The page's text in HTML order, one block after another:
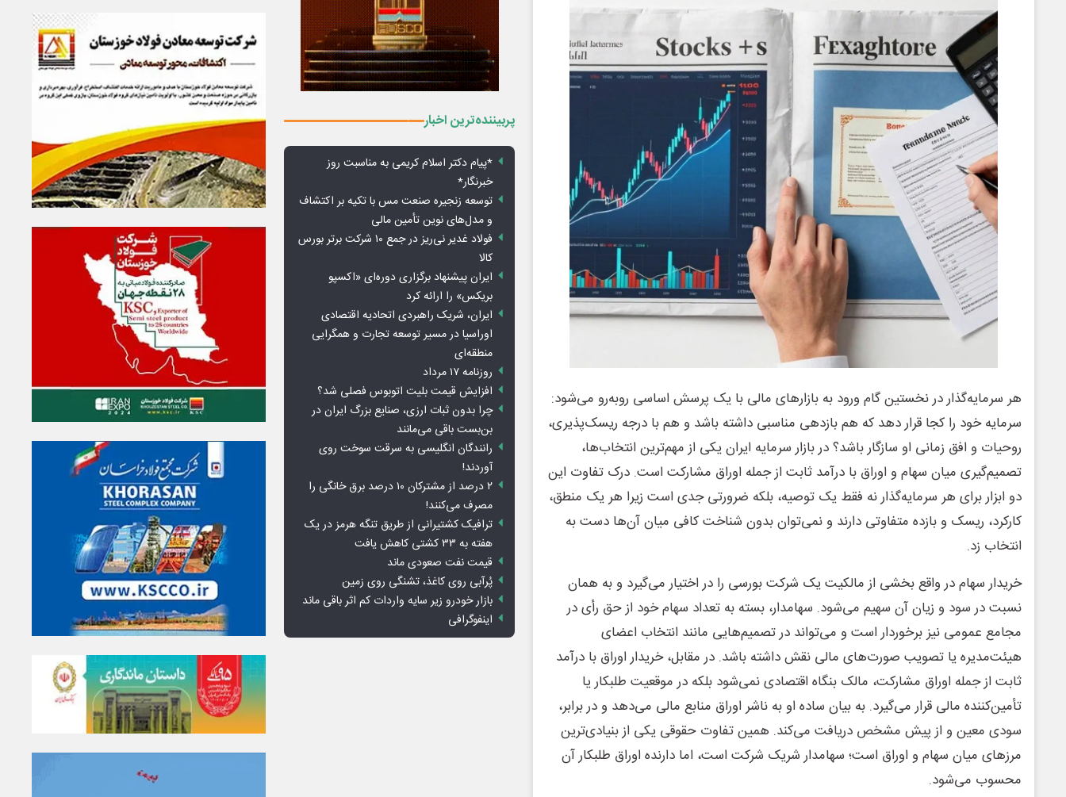
هر سرمایه‌گذار در نخستین گام ورود به بازارهای مالی با یک پرسش اساسی روبه‌رو می‌شود:
سرمایه خود را کجا قرار دهد که هم بازدهی مناسبی داشته باشد و هم با درجه ریسک‌پذیری،
روحیات و افق زمانی او سازگار باشد؟ در بازار سرمایه ایران یکی از مهم‌ترین انتخاب‌ها،
تصمیم‌گیری میان سهام و اوراق با درآمد ثابت از جمله اوراق مشارکت است. درک تفاوت این
دو ابزار برای هر سرمایه‌گذار نه فقط یک توصیه، بلکه ضرورتی جدی است زیرا هر یک منطق،
کارکرد، ریسک و بازده متفاوتی دارند و نمی‌توان بدون شناخت کافی میان آن‌ها دست به
انتخاب زد.
خریدار سهام در واقع بخشی از مالکیت یک شرکت بورسی را در اختیار می‌گیرد و به همان
نسبت در سود و زیان آن سهیم می‌شود. سهامدار، بسته به تعداد سهام خود از حق رأی در
مجامع عمومی نیز برخوردار است و می‌تواند در تصمیم‌هایی مانند انتخاب اعضای
هیئت‌مدیره یا تصویب صورت‌های مالی نقش داشته باشد. در مقابل، خریدار اوراق با درآمد
ثابت از جمله اوراق مشارکت، مالک بنگاه اقتصادی نمی‌شود بلکه در موقعیت طلبکار یا
تأمین‌کننده مالی قرار می‌گیرد. به بیان ساده او به ناشر اوراق منابع مالی می‌دهد و در برابر،
سودی معین و از پیش مشخص دریافت می‌کند. همین تفاوت حقوقی یکی از بنیادی‌ترین
مرزهای میان سهام و اوراق است؛ سهامدار شریک شرکت است، اما دارنده اوراق طلبکار آن
محسوب می‌شود.
پربیننده‌ترین اخبار
*پیام دکتر اسلام کریمی به مناسبت روز
خبرنگار*
توسعه زنجیره صنعت مس با تکیه بر اکتشاف
و مدل‌های نوین تأمین مالی
فولاد غدیر نی‌ریز در جمع ۱۰ شرکت برتر بورس
کالا
ایران پیشنهاد برگزاری دوره‌ای «اکسپو
بریکس» را ارائه کرد
ایران، شریک راهبردی اتحادیه اقتصادی
اوراسیا در مسیر توسعه تجارت و همگرایی
منطقه‌ای
روزنامه ۱۷ مرداد
افزایش قیمت بلیت اتوبوس فصلی شد؟
چرا بدون ثبات ارزی، صنایع بزرگ ایران در
بن‌بست باقی می‌مانند
رانندگان انگلیسی به سرقت سوخت روی
آوردند!
۲ درصد از مشترکان ۱۰ درصد برق خانگی را
مصرف می‌کنند!
ترافیک کشتیرانی از طریق تنگه هرمز در یک
هفته به ۳۳ کشتی کاهش یافت
قیمت نفت صعودی ماند
پُرآبی روی کاغذ، تشنگی روی زمین
بازار خودرو زیر سایه واردات کم اثر باقی ماند
اینفوگرافی